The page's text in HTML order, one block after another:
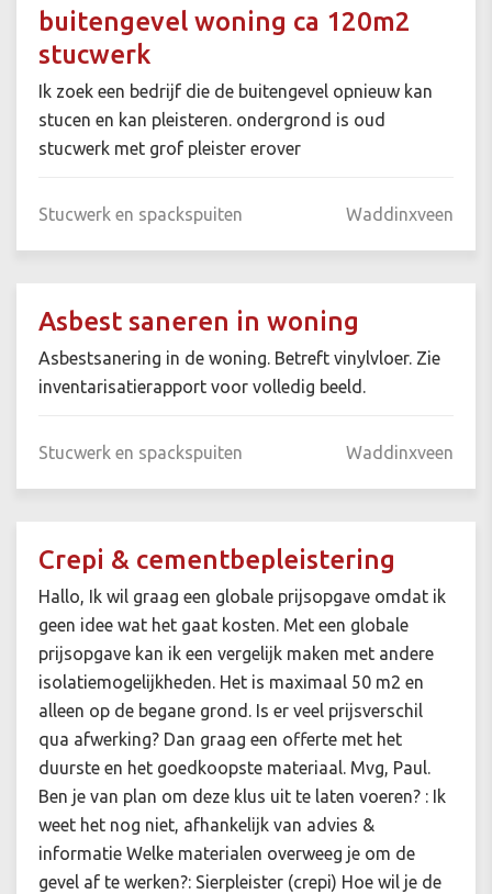
buitengevel woning ca 120m2
stucwerk
Ik zoek een bedrijf die de buitengevel opnieuw kan
stucen en kan pleisteren. ondergrond is oud
stucwerk met grof pleister erover
Stucwerk en spackspuiten Waddinxveen
Asbest saneren in woning
Asbestsanering in de woning. Betreft vinylvloer. Zie
inventarisatierapport voor volledig beeld.
Stucwerk en spackspuiten Waddinxveen
Crepi & cementbepleistering
Hallo, Ik wil graag een globale prijsopgave omdat ik
geen idee wat het gaat kosten. Met een globale
prijsopgave kan ik een vergelijk maken met andere
isolatiemogelijkheden. Het is maximaal 50 m2 en
alleen op de begane grond. Is er veel prijsverschil
qua afwerking? Dan graag een offerte met het
duurste en het goedkoopste materiaal. Mvg, Paul.
Ben je van plan om deze klus uit te laten voeren? : Ik
weet het nog niet, afhankelijk van advies &
informatie Welke materialen overweeg je om de
gevel af te werken?: Sierpleister (crepi) Hoe wil je de